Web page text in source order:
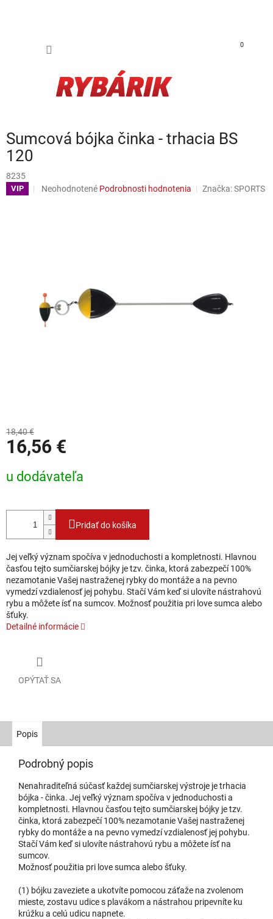
0
Sumcová bójka činka - trhacia BS
120
8235
VIP Priemerné hodnotenie produktu je 0,0 z 5 hviezdičiek.
Neohodnotené Podrobnosti hodnotenia Značka:SPORTS
18,40 €
16,56 €
u dodávateľa
Pridať do košíka
Jej veľký význam spočíva v jednoduchosti a kompletnosti. Hlavnou
časťou tejto sumčiarskej bójky je tzv. činka, ktorá zabezpečí 100%
nezamotanie Vašej nastraženej rybky do montáže a na pevno
vymedzí vzdialenosť jej pohybu. Stačí Vám keď si ulovíte nástrahovú
rybu a môžete ísť na sumcov. Možnosť použitia pri love sumca alebo
šťuky.
Detailné informácie
OPÝTAŤ SA
Popis
Podrobný popis
Nenahraditeľná súčasť každej sumčiarskej výstroje je trhacia
bójka - činka. Jej veľký význam spočíva v jednoduchosti a
kompletnosti. Hlavnou časťou tejto sumčiarskej bójky je tzv.
činka, ktorá zabezpečí 100% nezamotanie Vašej nastraženej
rybky do montáže a na pevno vymedzí vzdialenosť jej pohybu.
Stačí Vám keď si ulovíte nástrahovú rybu a môžete ísť na
sumcov.
Možnosť použitia pri love sumca alebo šťuky.
(1) bójku zaveziete a ukotvíte pomocou záťaže na zvolenom
mieste, zostavu udice s plavákom a nástrahou pripevníte ku
krúžku a celú udicu napnete.